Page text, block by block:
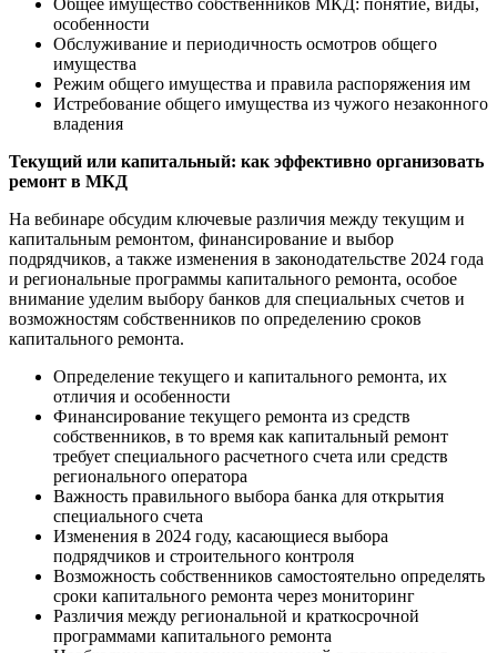
особенности
Обслуживание и периодичность осмотров общего
имущества
Режим общего имущества и правила распоряжения им
Истребование общего имущества из чужого незаконного
владения
Текущий или капитальный: как эффективно организовать
ремонт в МКД
На вебинаре обсудим ключевые различия между текущим и
капитальным ремонтом, финансирование и выбор
подрядчиков, а также изменения в законодательстве 2024 года
и региональные программы капитального ремонта, особое
внимание уделим выбору банков для специальных счетов и
возможностям собственников по определению сроков
капитального ремонта.
Определение текущего и капитального ремонта, их
отличия и особенности
Финансирование текущего ремонта из средств
собственников, в то время как капитальный ремонт
требует специального расчетного счета или средств
регионального оператора
Важность правильного выбора банка для открытия
специального счета
Изменения в 2024 году, касающиеся выбора
подрядчиков и строительного контроля
Возможность собственников самостоятельно определять
сроки капитального ремонта через мониторинг
Различия между региональной и краткосрочной
программами капитального ремонта